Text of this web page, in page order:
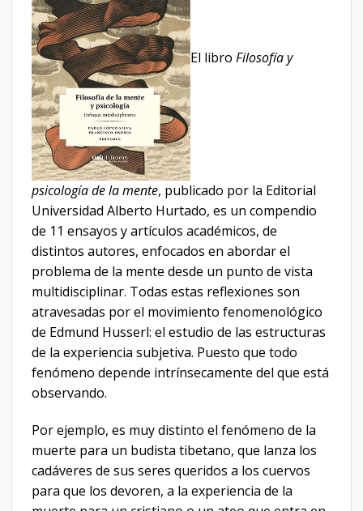
El libro Filosofía y
psicología de la mente, publicado por la Editorial
Universidad Alberto Hurtado, es un compendio
de 11 ensayos y artículos académicos, de
distintos autores, enfocados en abordar el
problema de la mente desde un punto de vista
multidisciplinar. Todas estas reflexiones son
atravesadas por el movimiento fenomenológico
de Edmund Husserl: el estudio de las estructuras
de la experiencia subjetiva. Puesto que todo
fenómeno depende intrínsecamente del que está
observando.
Por ejemplo, es muy distinto el fenómeno de la
muerte para un budista tibetano, que lanza los
cadáveres de sus seres queridos a los cuervos
para que los devoren, a la experiencia de la